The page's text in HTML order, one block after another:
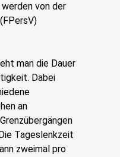
von der
man die Dauer
Dabei
an
Tageslenkzeit
zweimal pro